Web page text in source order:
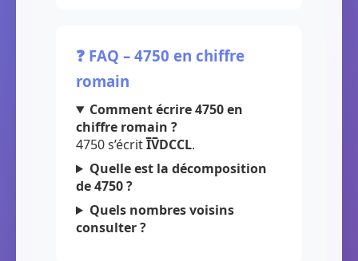
❓ FAQ – 4750 en chiffre
romain
Comment écrire 4750 en
chiffre romain ?
4750 s’écritI̅V̅DCCL.
Quelle est la décomposition
de 4750 ?
Quels nombres voisins
consulter ?